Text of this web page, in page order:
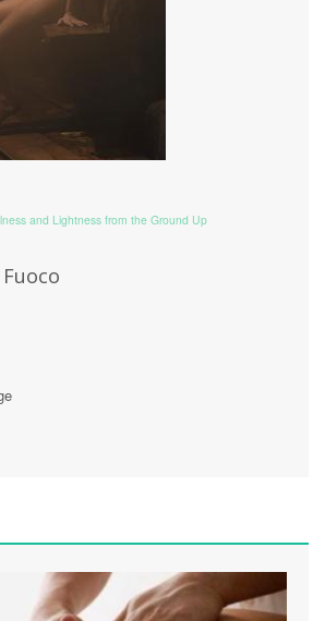
and Lightness from the Ground Up